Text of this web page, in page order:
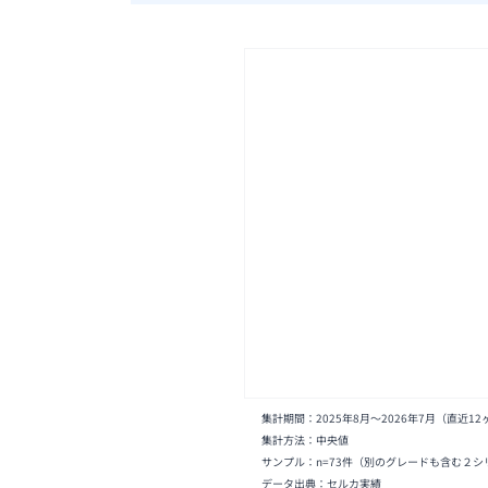
集計期間： 2025年8月〜2026年7月 （直近12
集計方法：中央値
サンプル：n=73件 （別のグレードも含む２
データ出典：セルカ実績